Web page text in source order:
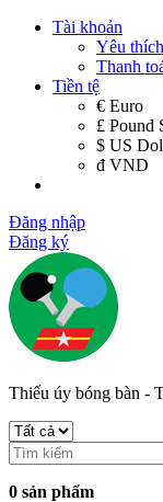
Tài khoản
Yêu
Thanh
Tiền tệ
€ Euro
£ Pound
$ US
đ VND
Đăng nhập
Đăng ký
Thiếu úy bóng bàn -
0 sản phẩm